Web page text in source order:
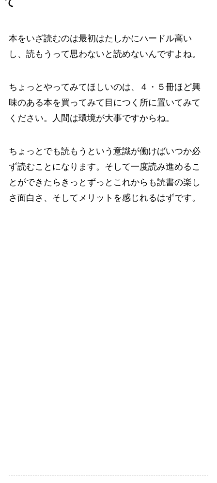
て
本をいざ読むのは最初はたしかにハードル高い
し、読もうって思わないと読めないんですよね。
ちょっとやってみてほしいのは、４・５冊ほど興
味のある本を買ってみて目につく所に置いてみて
ください。人間は環境が大事ですからね。
ちょっとでも読もうという意識が働けばいつか必
ず読むことになります。そして一度読み進めるこ
とができたらきっとずっとこれからも読書の楽し
さ面白さ、そしてメリットを感じれるはずです。